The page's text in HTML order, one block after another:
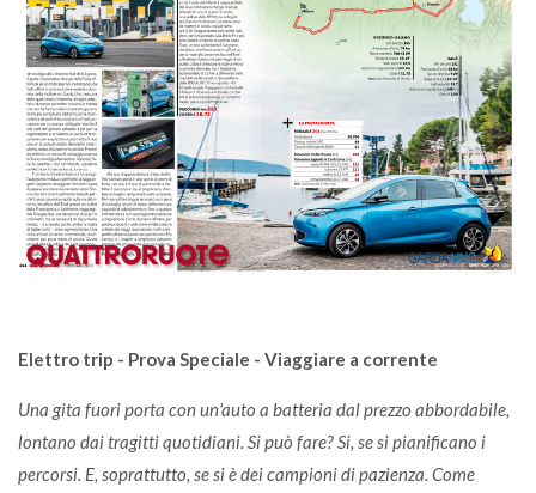
Elettro trip - Prova Speciale - Viaggiare a corrente
Una gita fuori porta con un'auto a batteria dal prezzo abbordabile,
lontano dai tragitti quotidiani. Si può fare? Si, se si pianificano i
percorsi. E, soprattutto, se si è dei campioni di pazienza. Come